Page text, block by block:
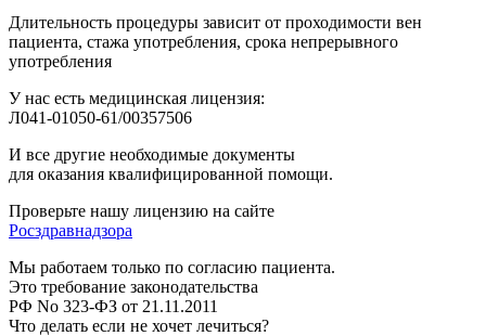
Длительность процедуры зависит от проходимости вен
пациента, стажа употребления, срока непрерывного
употребления
У нас есть медицинская лицензия:
Л041-01050-61/00357506
И все другие необходимые документы
для оказания квалифицированной помощи.
Проверьте нашу лицензию на сайте
Росздравнадзора
Мы работаем только по согласию пациента.
Это требование законодательства
РФ No 323-ФЗ от 21.11.2011
Что делать если не хочет лечиться?